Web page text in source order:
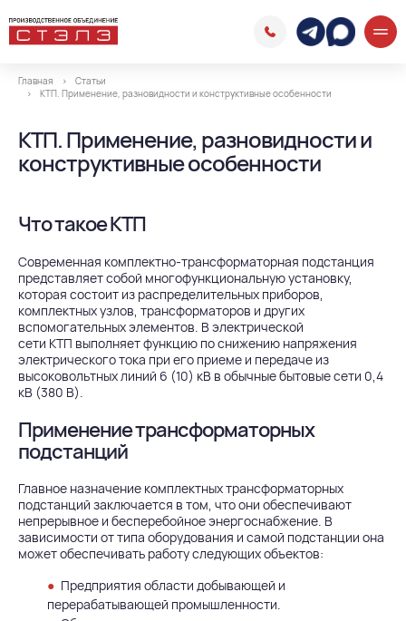
Главная
Статьи
КТП. Применение, разновидности и конструктивные особенности
КТП. Применение, разновидности и
конструктивные особенности
Что такое КТП
Современная комплектно-трансформаторная подстанция
представляет собой многофункциональную установку,
которая состоит из распределительных приборов,
комплектных узлов, трансформаторов и других
вспомогательных элементов. В электрической
сети КТП выполняет функцию по снижению напряжения
электрического тока при его приеме и передаче из
высоковольтных линий 6 (10) кВ в обычные бытовые сети 0,4
кВ (380 В).
Применение трансформаторных
подстанций
Главное назначение комплектных трансформаторных
подстанций заключается в том, что они обеспечивают
непрерывное и бесперебойное энергоснабжение. В
зависимости от типа оборудования и самой подстанции она
может обеспечивать работу следующих объектов:
Предприятия области добывающей и
перерабатывающей промышленности.